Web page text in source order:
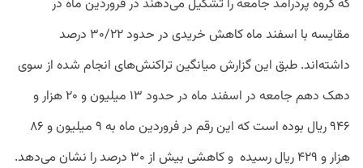
که گروه پردرآمد جامعه را تشکیل می‌دهند در فروردین ماه در
مقایسه با اسفند ماه کاهش خریدی در حدود ۳۰/۲۲ درصد
داشته‌اند. طبق این گزارش میانگین تراکنش‌های انجام شده از سوی
دهک دهم جامعه در اسفند ماه در حدود ۱۳ میلیون و ۲۰ هزار و
۹۴۶ ریال بوده است که این رقم در فروردین ماه به ۹ میلیون و ۸۶
هزار و ۴۲۹ ریال رسیده و کاهشی بیش از ۳۰ درصد را نشان می‌دهد.